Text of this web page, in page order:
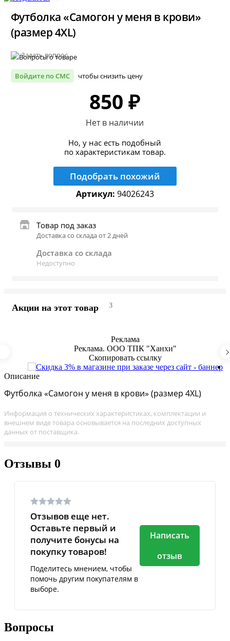
Футболка «Самогон у меня в крови»
(размер 4XL)
Задать вопрос
Войдите по СМС чтобы снизить цену
850 ₽
Нет в наличии
Но, у нас есть подобный
по характеристикам товар.
Подобрать похожий
Артикул: 94026243
Товар под заказ
Доставка со склада от 2 дней
Доставка со склада
Недоступно
Акции на этот товар 3
Реклама
Реклама. ООО ТПК "Ханхи"
Скопировать ссылку
Описание
Футболка «Самогон у меня в крови» (размер 4XL)
Информация о технических характеристиках, комплектации и
внешнем виде товара основывается на последних доступных
данных от поставщика.
Отзывы 0
Отзывов еще нет.
Оставьте первый и
получите бонусы на
покупку товаров!
Поделитесь мнением, чтобы
помочь другим покупателям в
выборе.
Написать
отзыв
Вопросы